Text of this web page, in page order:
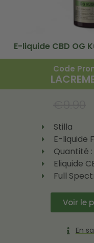
E-liquide CBD OG
Code
Stilla
E-liquide
Quantité :
Eliquide
Full
Voir le
En